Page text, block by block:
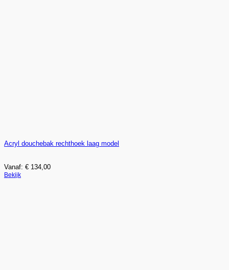
Acryl douchebak rechthoek laag model
Vanaf: € 134,00
BekijkDit